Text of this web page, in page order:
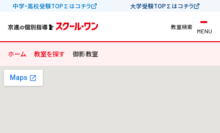
中学・高校受験TOP∑はコチラ 大学受験TOP∑はコチラ
教室検索
MENU
ホーム 教室を探す 御影教室